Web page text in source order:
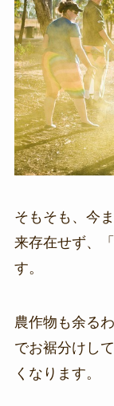
そもそも、今
来存在せず、
す。
農作物も余る
でお裾分けし
くなります。